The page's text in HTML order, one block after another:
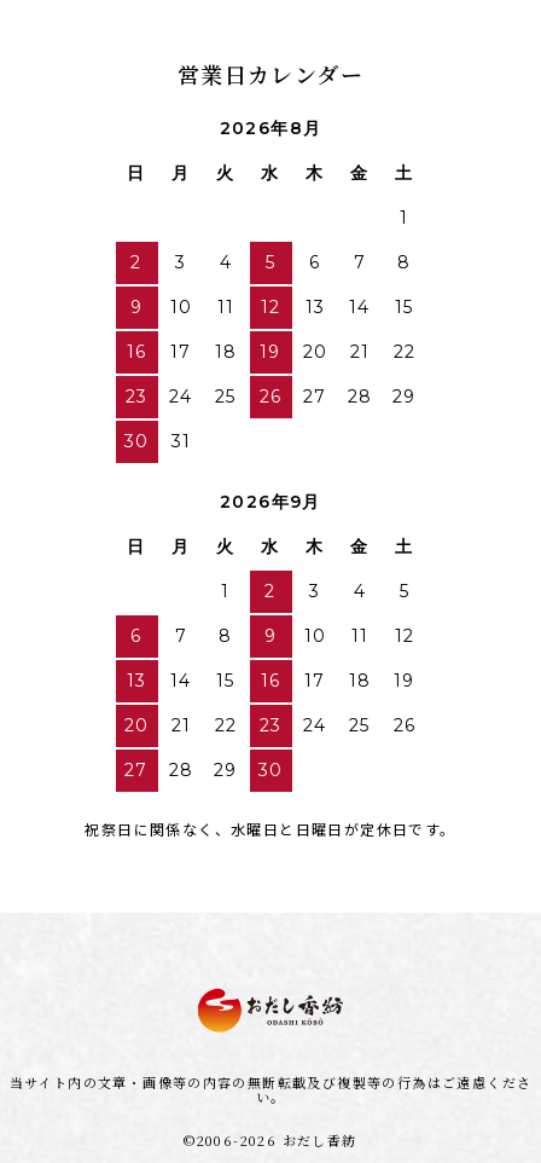
営業日カレンダー
2026年8月
日 月 火 水 木 金 土
1
2 3 4 5 6 7 8
9 10 11 12 13 14 15
16 17 18 19 20 21 22
23 24 25 26 27 28 29
30 31
2026年9月
日 月 火 水 木 金 土
1 2 3 4 5
6 7 8 9 10 11 12
13 14 15 16 17 18 19
20 21 22 23 24 25 26
27 28 29 30
祝祭日に関係なく、水曜日と日曜日が定休日です。
当サイト内の文章・画像等の内容の無断転載及び複製等の行為はご遠慮くださ
い。
©2006-2026 おだし香紡